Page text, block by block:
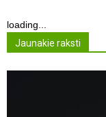
loading...
Jaunakie raksti